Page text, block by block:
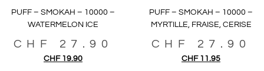
PUFF – SMOKAH – 10000 –
WATERMELON ICE
CHF 27.90
CHF19.90
PUFF – SMOKAH – 10000 –
MYRTILLE, FRAISE, CERISE
CHF 27.90
CHF11.95